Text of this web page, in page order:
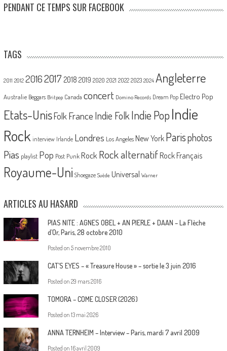
PENDANT CE TEMPS SUR FACEBOOK
TAGS
2011 2012 20162017 2018 2019 2020 2021 2022 2023 2024 Angleterre
Australie Beggars Britpop Canada concert Domino Records Dream Pop Electro Pop
Etats-UnisFolk France Indie FolkIndie PopIndie
Rock interview Irlande Londres Los Angeles New York Parisphotos
Pias playlist Pop Post Punk Rock Rock alternatif Rock Français
Royaume-Uni Shoegaze Suède Universal Warner
ARTICLES AU HASARD
PIAS NITE : AGNES OBEL + AN PIERLE + DAAN – La Flèche
d’Or, Paris, 28 octobre 2010
Posted on 5 novembre 2010
CAT’S EYES – « Treasure House » – sortie le 3 juin 2016
Posted on 29 mars 2016
TOMORA – COME CLOSER (2026)
Posted on 13 mai 2026
ANNA TERNHEIM – Interview – Paris, mardi 7 avril 2009
Posted on 16 avril 2009